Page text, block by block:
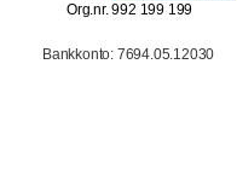
Org.nr. 992 199 199
Bankkonto: 7694.05.12030